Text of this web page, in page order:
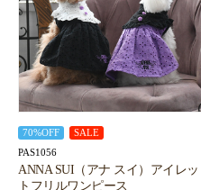
70%OFF SALE
PAS1056
ANNA SUI（アナ スイ）アイレッ
トフリルワンピース